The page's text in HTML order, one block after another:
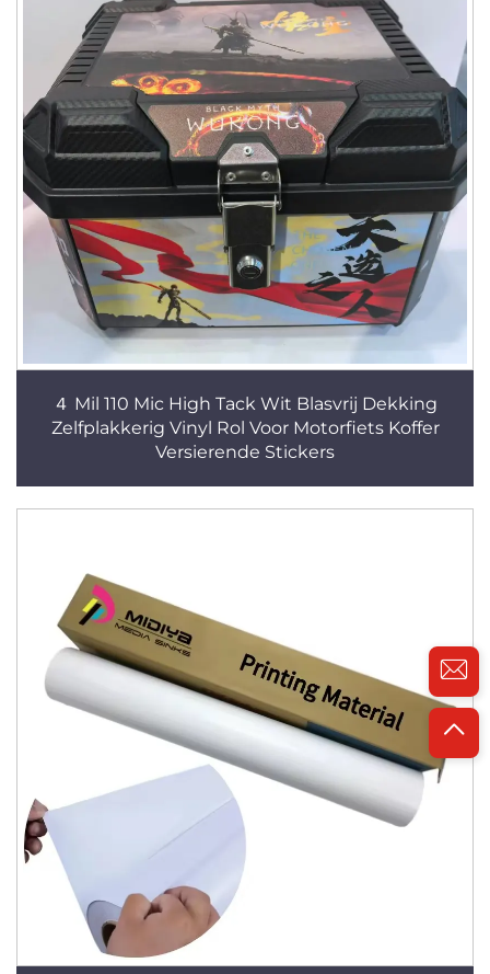
４ Mil 110 Mic High Tack Wit Blasvrij Dekking
Zelfplakkerig Vinyl Rol Voor Motorfiets Koffer
Versierende Stickers